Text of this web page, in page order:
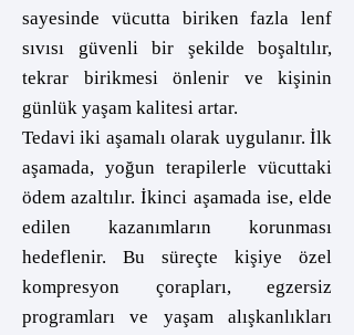
sayesinde vücutta biriken fazla lenf
sıvısı güvenli bir şekilde boşaltılır,
tekrar birikmesi önlenir ve kişinin
günlük yaşam kalitesi artar.
Tedavi iki aşamalı olarak uygulanır. İlk
aşamada, yoğun terapilerle vücuttaki
ödem azaltılır. İkinci aşamada ise, elde
edilen kazanımların korunması
hedeflenir. Bu süreçte kişiye özel
kompresyon çorapları, egzersiz
programları ve yaşam alışkanlıkları